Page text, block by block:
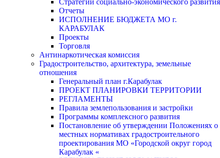
Отчеты
ИСПОЛНЕНИЕ БЮДЖЕТА МО г.
КАРАБУЛАК
Проекты
Торговля
Антинаркотическая комиссия
Градостроительство, архитектура, земельные
отношения
Генеральный план г.Карабулак
ПРОЕКТ ПЛАНИРОВКИ ТЕРРИТОРИИ
РЕГЛАМЕНТЫ
Правила землепользования и застройки
Программы комплексного развития
Постановление об утверждении Положениях о
местных нормативах градостроительного
проектирования МО «Городской округ город
Карабулак «